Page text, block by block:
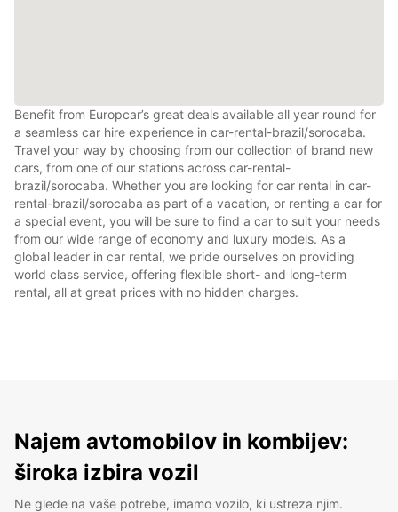
Benefit from Europcar’s great deals available all year round for
a seamless car hire experience in car-rental-brazil/sorocaba.
Travel your way by choosing from our collection of brand new
cars, from one of our stations across car-rental-
brazil/sorocaba. Whether you are looking for car rental in car-
rental-brazil/sorocaba as part of a vacation, or renting a car for
a special event, you will be sure to find a car to suit your needs
from our wide range of economy and luxury models. As a
global leader in car rental, we pride ourselves on providing
world class service, offering flexible short- and long-term
rental, all at great prices with no hidden charges.
Najem avtomobilov in kombijev:
široka izbira vozil
Ne glede na vaše potrebe, imamo vozilo, ki ustreza njim.